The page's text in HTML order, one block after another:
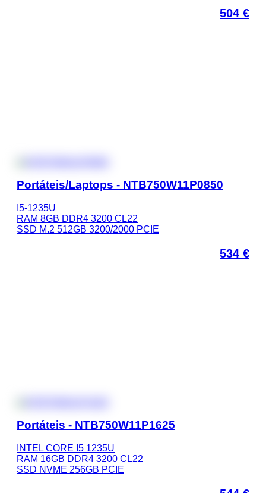
504 €
Portáteis/Laptops - NTB750W11P0850
I5-1235U
RAM 8GB DDR4 3200 CL22
SSD M.2 512GB 3200/2000 PCIE
534 €
Portáteis - NTB750W11P1625
INTEL CORE I5 1235U
RAM 16GB DDR4 3200 CL22
SSD NVME 256GB PCIE